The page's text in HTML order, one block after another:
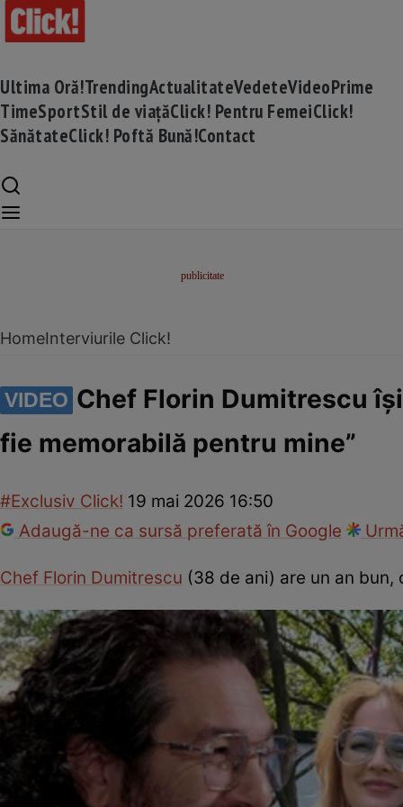
Ultima Oră!TrendingActualitateVedeteVideoPrime
TimeSportStil de viațăClick! Pentru FemeiClick!
SănătateClick! Poftă Bună!Contact
HomeInterviurile Click!
VIDEO Chef Florin Dumitrescu
fie memorabilă pentru mine”
#Exclusiv Click! 19 mai 2026 16:50
Adaugă-ne ca sursă preferată în Google
Chef Florin Dumitrescu (38 de ani) are un an bun,